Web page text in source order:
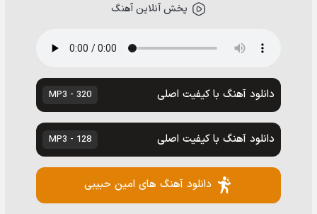
پخش آنلاین آهنگ
دانلود آهنگ با کیفیت اصلی 320 - MP3
دانلود آهنگ با کیفیت اصلی 128 - MP3
دانلود آهنگ های امین حبیبی